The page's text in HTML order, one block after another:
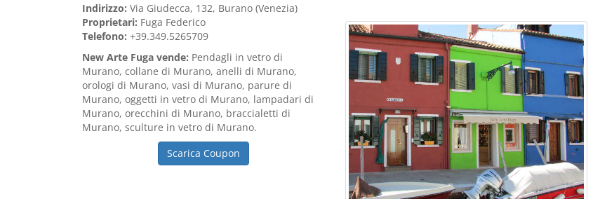
Indirizzo: Via Giudecca, 132, Burano (Venezia)
Proprietari: Fuga Federico
Telefono: +39.349.5265709
New Arte Fuga vende: Pendagli in vetro di
Murano, collane di Murano, anelli di Murano,
orologi di Murano, vasi di Murano, parure di
Murano, oggetti in vetro di Murano, lampadari di
Murano, orecchini di Murano, braccialetti di
Murano, sculture in vetro di Murano.
Scarica Coupon